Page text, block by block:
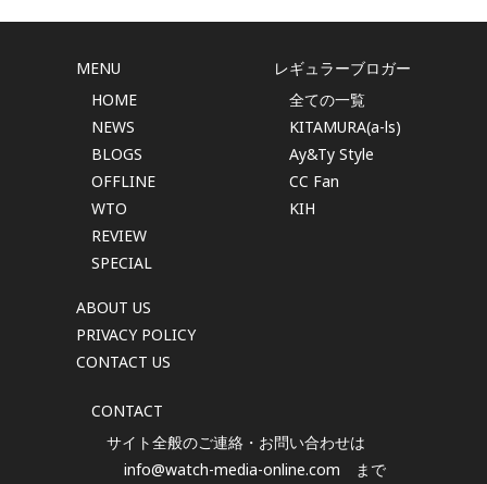
MENU
HOME
NEWS
BLOGS
OFFLINE
WTO
REVIEW
SPECIAL
ABOUT US
PRIVACY POLICY
CONTACT US
レギュラーブロガー
全ての一覧
KITAMURA(a-ls)
Ay&Ty Style
CC Fan
KIH
CONTACT
サイト全般のご連絡・お問い合わせは
info@watch-media-online.com まで